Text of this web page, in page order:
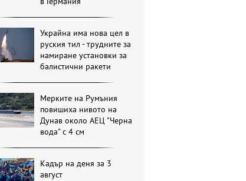
Украйна има нова цел в
руския тил - трудните за
намиране установки за
балистични ракети
Мерките на Румъния
повишиха нивото на
Дунав около АЕЦ "Черна
вода" с 4 см
Кадър на деня за 3
август